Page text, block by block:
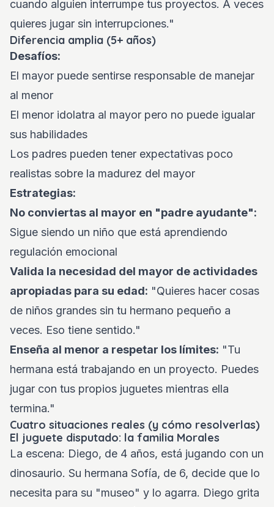
cuando alguien interrumpe tus proyectos. A veces
quieres jugar sin interrupciones."
Diferencia amplia (5+ años)
Desafíos:
El mayor puede sentirse responsable de manejar
al menor
El menor idolatra al mayor pero no puede igualar
sus habilidades
Los padres pueden tener expectativas poco
realistas sobre la madurez del mayor
Estrategias:
No conviertas al mayor en "padre ayudante":
Sigue siendo un niño que está aprendiendo
regulación emocional
Valida la necesidad del mayor de actividades
apropiadas para su edad: "Quieres hacer cosas
de niños grandes sin tu hermano pequeño a
veces. Eso tiene sentido."
Enseña al menor a respetar los límites: "Tu
hermana está trabajando en un proyecto. Puedes
jugar con tus propios juguetes mientras ella
termina."
Cuatro situaciones reales (y cómo resolverlas)
El juguete disputado: la familia Morales
La escena: Diego, de 4 años, está jugando con un
dinosaurio. Su hermana Sofía, de 6, decide que lo
necesita para su "museo" y lo agarra. Diego grita